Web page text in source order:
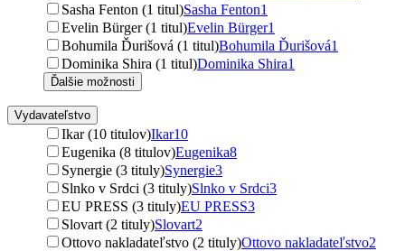
Sasha Fenton (1 titul)Sasha Fenton1
Evelin Bürger (1 titul)Evelin Bürger1
Bohumila Ďurišová (1 titul)Bohumila Ďurišová1
Dominika Shira (1 titul)Dominika Shira1
Ďalšie možnosti
Vydavateľstvo
Ikar (10 titulov)Ikar10
Eugenika (8 titulov)Eugenika8
Synergie (3 tituly)Synergie3
Slnko v Srdci (3 tituly)Slnko v Srdci3
EU PRESS (3 tituly)EU PRESS3
Slovart (2 tituly)Slovart2
Ottovo nakladateľstvo (2 tituly)Ottovo nakladateľstvo2